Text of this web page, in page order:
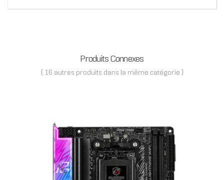
Produits Connexes
( 16 autres produits dans la même catégorie )